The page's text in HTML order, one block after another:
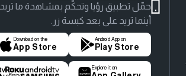
حمّل تطبيق رؤيا وتحكّم بمشاهدة ما تريد
أينما تريد على بعد كبسة زر.
Android App on
Play Store
Download on the
App Store
Explore it on